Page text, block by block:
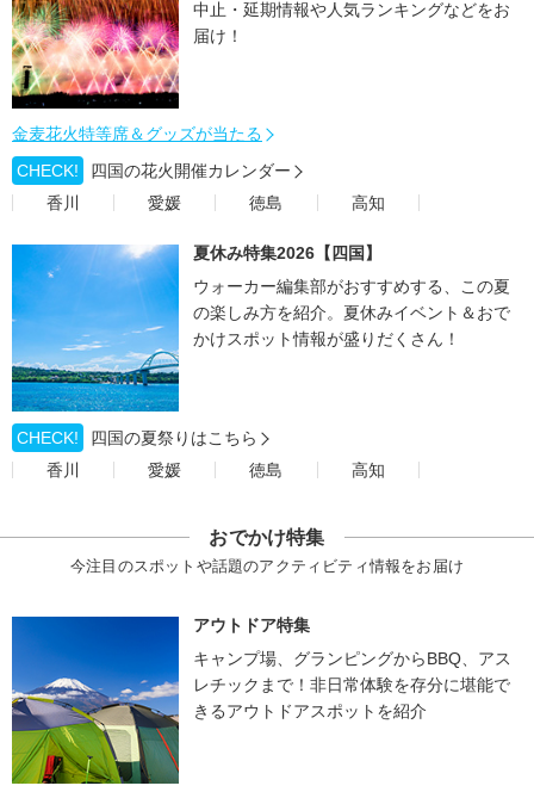
中止・延期情報や人気ランキングなどをお
届け！
金麦花火特等席＆グッズが当たる
CHECK!
四国の花火開催カレンダー
香川
愛媛 徳島 高知
夏休み特集2026【四国】
ウォーカー編集部がおすすめする、この夏
の楽しみ方を紹介。夏休みイベント＆おで
かけスポット情報が盛りだくさん！
CHECK!
四国の夏祭りはこちら
香川
愛媛 徳島 高知
おでかけ特集
今注目のスポットや話題のアクティビティ情報をお届け
アウトドア特集
キャンプ場、グランピングからBBQ、アス
レチックまで！非日常体験を存分に堪能で
きるアウトドアスポットを紹介